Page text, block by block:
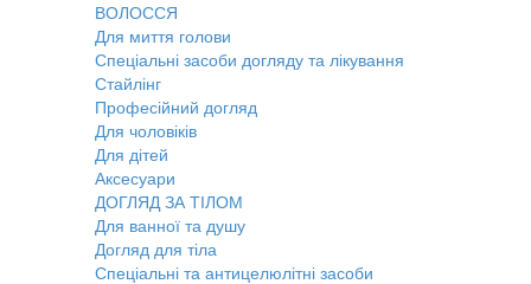
ВОЛОССЯ
Для миття голови
Спеціальні засоби догляду та лікування
Стайлінг
Професійний догляд
Для чоловіків
Для дітей
Аксесуари
ДОГЛЯД ЗА ТІЛОМ
Для ванної та душу
Догляд для тіла
Спеціальні та антицелюлітні засоби